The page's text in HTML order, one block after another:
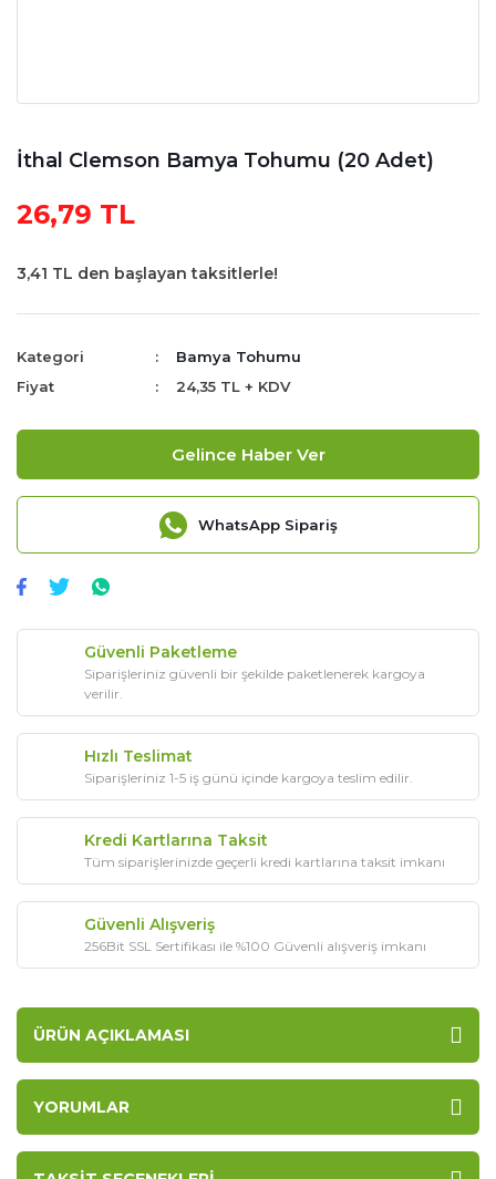
İthal Clemson Bamya Tohumu (20 Adet)
26,79 TL
3,41 TL den başlayan taksitlerle!
Kategori
Bamya Tohumu
Fiyat
24,35 TL + KDV
Gelince Haber Ver
WhatsApp Sipariş
Güvenli Paketleme
Siparişleriniz güvenli bir şekilde paketlenerek kargoya
verilir.
Hızlı Teslimat
Siparişleriniz 1-5 iş günü içinde kargoya teslim edilir.
Kredi Kartlarına Taksit
Tüm siparişlerinizde geçerli kredi kartlarına taksit imkanı
Güvenli Alışveriş
256Bit SSL Sertifikası ile %100 Güvenli alışveriş imkanı
ÜRÜN AÇIKLAMASI
YORUMLAR